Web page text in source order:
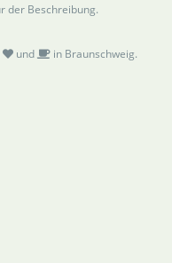
der Beschreibung.
und in Braunschweig.